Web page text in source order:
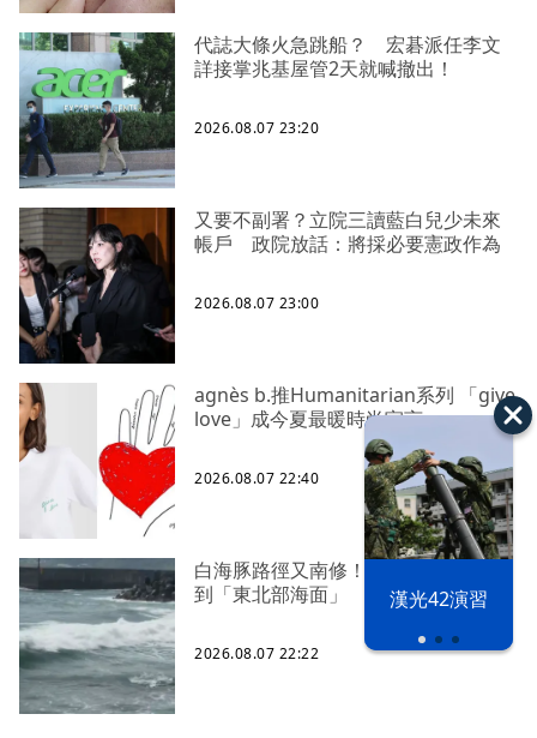
漢光42演習
代誌大條火急跳船？ 宏碁派任李文
詳接掌兆基屋管2天就喊撤出！
2026.08.07 23:20
又要不副署？立院三讀藍白兒少未來
帳戶 政院放話：將採必要憲政作為
2026.08.07 23:00
agnès b.推Humanitarian系列 「give
love」成今夏最暖時尚宣言
2026.08.07 22:40
白海豚路徑又南修！ 海警範圍擴增
到「東北部海面」
2026.08.07 22:22